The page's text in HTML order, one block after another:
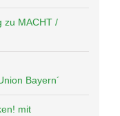
zu MACHT /
Bayern´
mit